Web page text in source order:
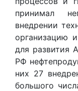
принимал
внедрении
организацию
для развития
РФ
них 27
большого